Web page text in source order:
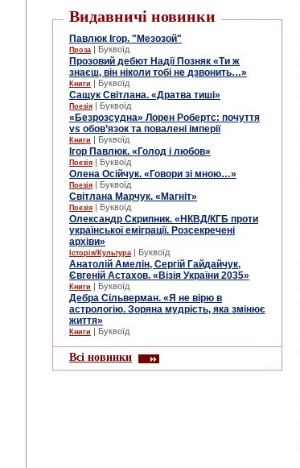
Видавничі новинки
Павлюк Ігор. "Мезозой"
Проза | Буквоїд
Прозовий дебют Надії Позняк «Ти ж
знаєш, він ніколи тобі не дзвонить…»
Книги | Буквоїд
Сащук Світлана. «Дратва тиші»
Поезія | Буквоїд
«Безрозсудна» Лорен Робертс: почуття
vs обов’язок та повалені імперії
Книги | Буквоїд
Ігор Павлюк. «Голод і любов»
Поезія | Буквоїд
Олена Осійчук. «Говори зі мною…»
Поезія | Буквоїд
Світлана Марчук. «Магніт»
Поезія | Буквоїд
Олександр Скрипник. «НКВД/КГБ проти
української еміграції. Розсекречені
архіви»
Історія/Культура | Буквоїд
Анатолій Амелін, Сергій Гайдайчук,
Євгеній Астахов. «Візія України 2035»
Книги | Буквоїд
Дебра Сільверман. «Я не вірю в
астрологію. Зоряна мудрість, яка змінює
життя»
Книги | Буквоїд
Всі новинки